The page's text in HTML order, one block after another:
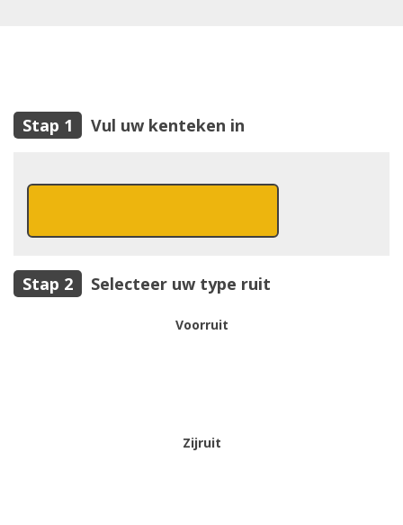
Vul uw kenteken in
Selecteer uw type ruit
Voorruit
Zijruit